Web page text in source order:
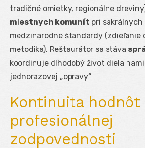
tradičné omietky, regionálne
miestnych komunít pri sakrálnych
medzinárodné štandardy (zdieľanie
metodika). Reštaurátor sa stáva
koordinuje dlhodobý život diela
jednorazovej „opravy“.
Kontinuita hodnôt
profesionálnej
zodpovednosti